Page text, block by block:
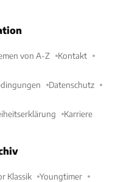
von A-Z Kontakt
Datenschutz
Karriere
Klassik Youngtimer